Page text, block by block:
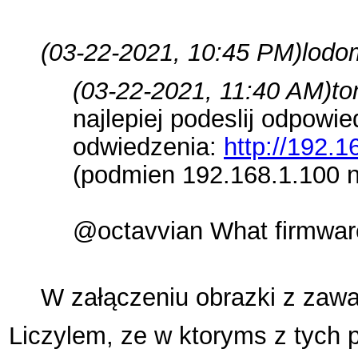
(03-22-2021, 10:45 PM)
(03-22-2021, 11:40 AM)
najlepiej podeslij
odwiedzenia: http://
(podmien 192.168.1.100
@octavvian What
W załączeniu obrazki z
Liczylem, ze w ktoryms z tych